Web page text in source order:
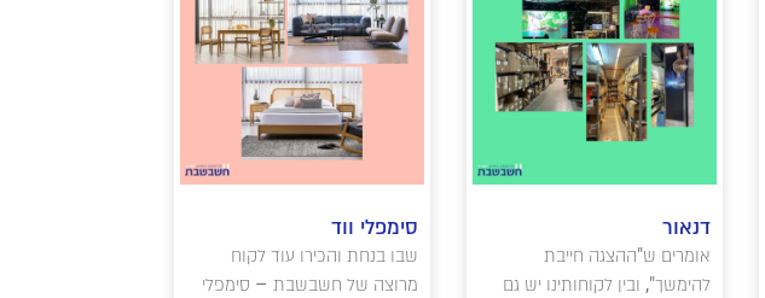
דנאור
אומרים ש"ההצגה חייבת
להימשך", ובין לקוחותינו יש גם
סימפלי ווד
שבו בנחת והכירו עוד לקוח
מרוצה של חשבשבת – סימפלי